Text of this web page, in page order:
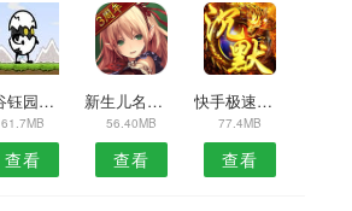
麓谷钰园安卓版
61.7MB
查看
新生儿名字生成器安卓版
56.40MB
查看
快手极速版免费
77.4MB
查看